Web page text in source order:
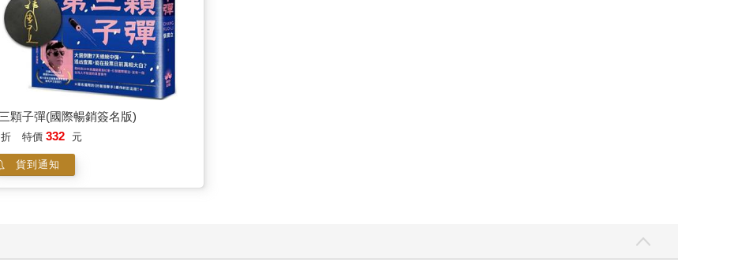
顆子彈(國際暢銷簽名版)
折 特價 332 元
貨到通知